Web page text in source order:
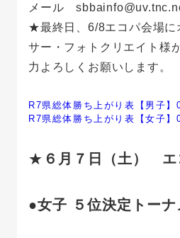
メール
★最終日、6/8エコパ会場に
サー・フォトクリエイト様
力よろしくお願いします。
R7県総体勝ち上がり表【男子】
R7県総体勝ち上がり表【女子】
★ ６月７日（土） エ
●女子 ５位決定トー